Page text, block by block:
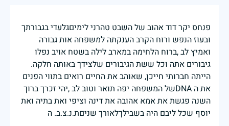
פנחס יקר דוד אהוב של השבט טהרני לימיםגלעדי בגבורתך
ובעוז הנפש ורוח הקרב הענקתה למשפחה אות גבורה
ואמיץ לב ,ברוח הלחימה במארב לילה בשטח אויב נפלו
גיבורים אתה וכל ששת הגיבורים שלצידך באותה חלקה.
הייתה חברותי חייכן, שאוהב את החיים רואים בתווי הפנים
את ה DNAשל המשפחה יפה תואר וטוב לב ,יהי זכרך ברוך
השנה פגשת את אמא אהובה את דינה וציפי ואת בתיה ואת
יוסף שכל ליבם היה בשבילךלאורך שניםת.נ.צ.ב. ה